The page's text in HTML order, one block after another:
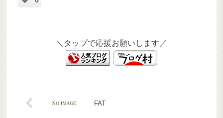
＼タップで応援お願いします／
FAT